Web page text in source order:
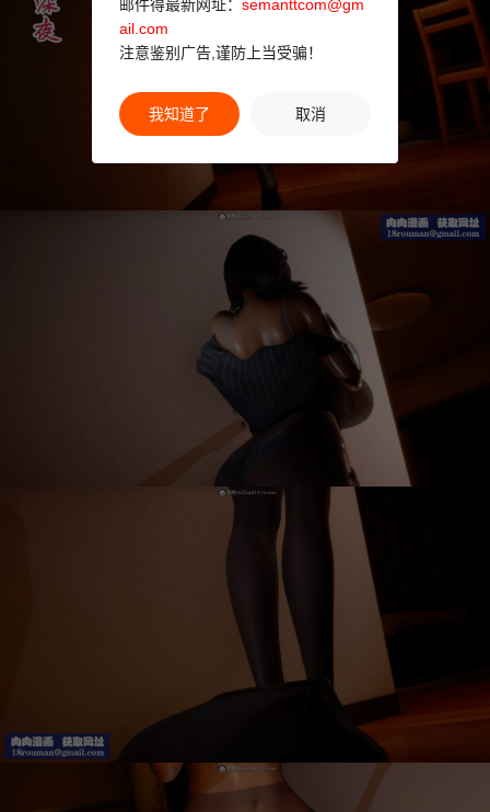
邮件得最新网址： semanttcom@gm
ail.com
注意鉴别广告,谨防上当受骗！
我知道了 取消